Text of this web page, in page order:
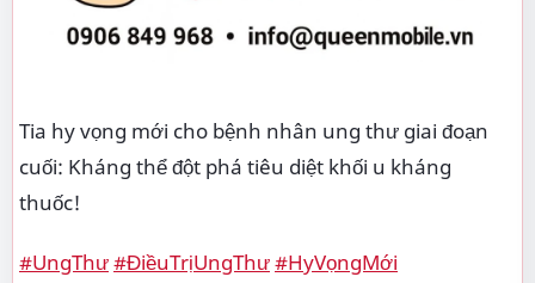
Tia hy vọng mới cho bệnh nhân ung thư giai đoạn
cuối: Kháng thể đột phá tiêu diệt khối u kháng
thuốc!
#UngThư#ĐiềuTrịUngThư#HyVọngMới